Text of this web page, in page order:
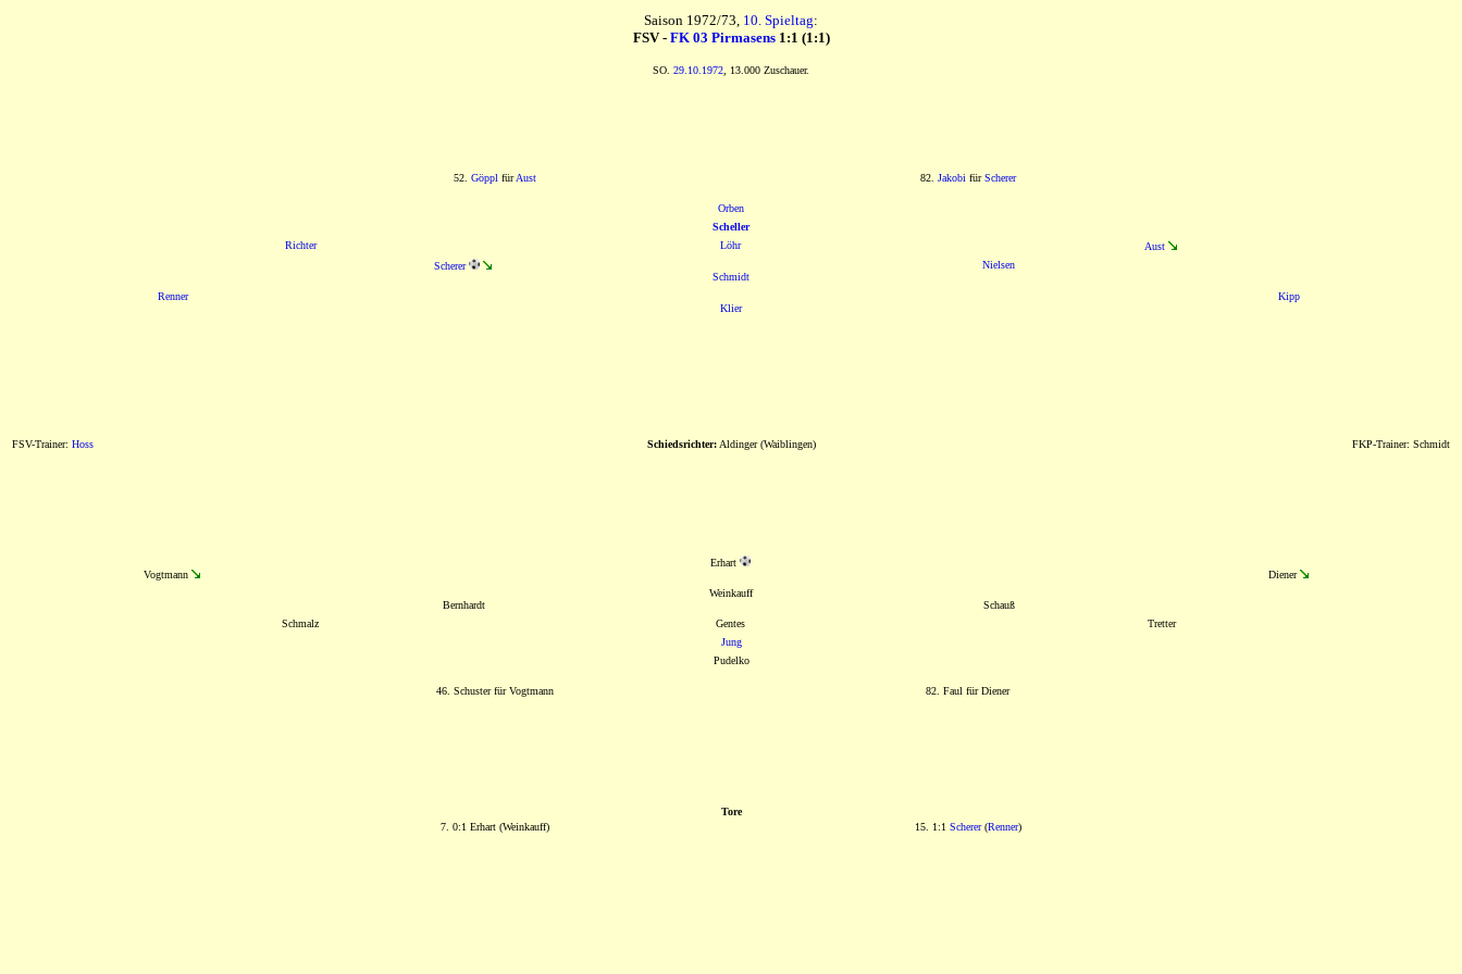
Saison 1972/73, 10. Spieltag:
FSV - FK 03 Pirmasens1:1 (1:1)
SO. 29.10.1972 , 13.000 Zuschauer.
52. Göppl fürAust 82. Jakobi fürScherer
Orben
Scheller
Richter
Löhr
Aust
Scherer
Schmidt
Nielsen
Renner
Klier
Kipp
FSV-Trainer: Hoss Schiedsrichter:Aldinger (Waiblingen) FKP-Trainer: Schmidt
Vogtmann
Erhart
Diener
Bernhardt
Weinkauff
Schauß
Schmalz
Gentes
Tretter
Jung
Pudelko
46. Schuster für Vogtmann 82. Faul für Diener
Tore
7. 0:1 Erhart (Weinkauff)
15. 1:1 Scherer(Renner)